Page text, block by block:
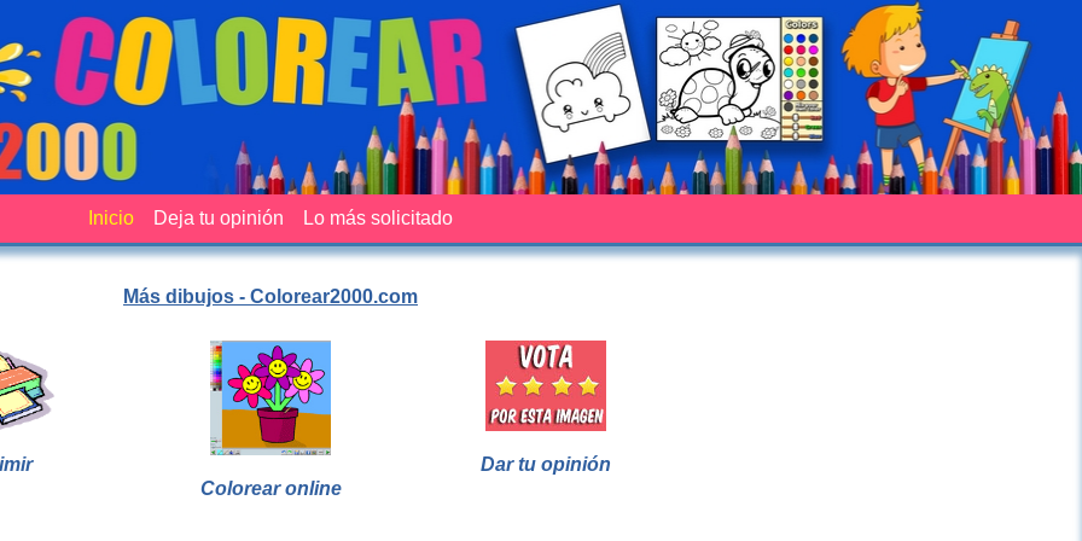
Inicio Deja tu opinión Lo más solicitado
Más dibujos - Colorear2000.com
Colorear online
Dar tu opinión